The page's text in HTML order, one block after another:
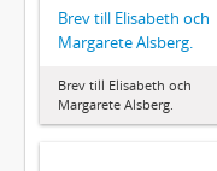
Brev till Elisabeth och
Margarete Alsberg.
Brev till Elisabeth och
Margarete Alsberg.